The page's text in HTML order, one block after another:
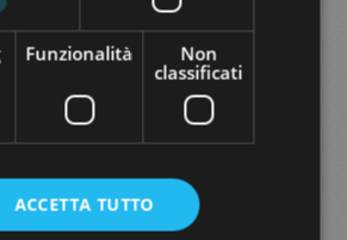
Funzionalità
Non
classificati
ACCETTA TUTTO